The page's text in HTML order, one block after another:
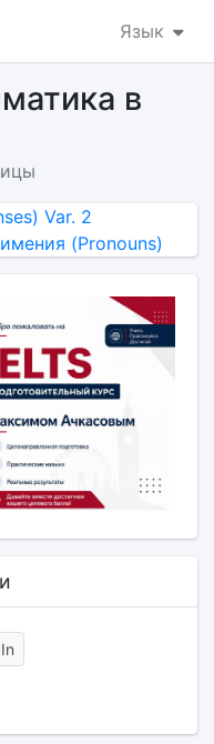
Язык
в
Var. 2
(Pronouns)